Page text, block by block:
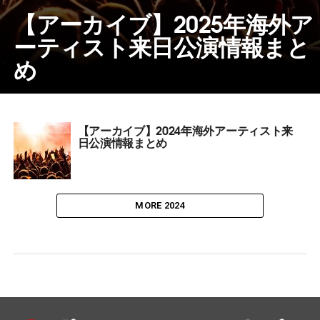
【アーカイブ】2025年海外ア
ーティスト来日公演情報まと
め
【アーカイブ】2024年海外アーティスト来
日公演情報まとめ
MORE 2024